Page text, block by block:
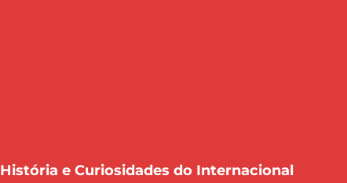
História e Curiosidades do Internacional